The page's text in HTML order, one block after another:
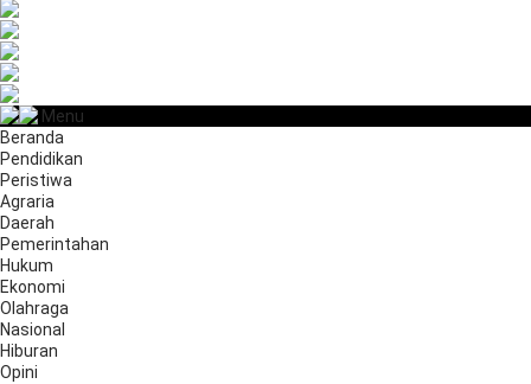
Menu
Beranda
Pendidikan
Peristiwa
Agraria
Daerah
Pemerintahan
Hukum
Ekonomi
Olahraga
Nasional
Hiburan
Opini